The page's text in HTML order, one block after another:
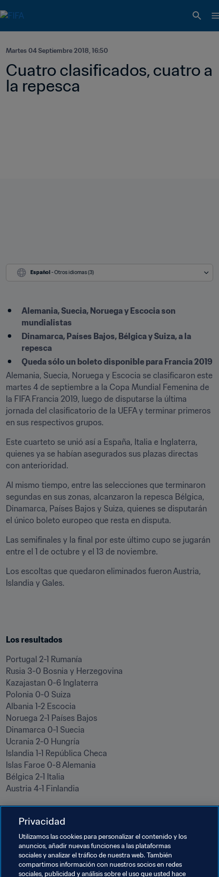
Martes 04 Septiembre 2018, 16:50
Cuatro clasificados, cuatro a
la repesca
Español - Otros idiomas (3)
Alemania, Suecia, Noruega y Escocia son
mundialistas
Dinamarca, Países Bajos, Bélgica y Suiza, a la
repesca
Queda sólo un boleto disponible para Francia 2019​
Alemania, Suecia, Noruega y Escocia se clasificaron este
martes 4 de septiembre a la Copa Mundial Femenina de
la FIFA Francia 2019, luego de disputarse la última
jornada del clasificatorio de la UEFA y terminar primeros
en sus respectivos grupos.
Este cuarteto se unió así a España, Italia e Inglaterra,
quienes ya se habían asegurados sus plazas directas
con anterioridad.
Al mismo tiempo, entre las selecciones que terminaron
segundas en sus zonas, alcanzaron la repesca Bélgica,
Dinamarca, Países Bajos y Suiza, quienes se disputarán
el único boleto europeo que resta en disputa.
Las semifinales y la final por este último cupo se jugarán
entre el 1 de octubre y el 13 de noviembre.
Los escoltas que quedaron eliminados fueron Austria,
Islandia y Gales.
Los resultados
Portugal 2-1 Rumanía
Rusia 3-0 Bosnia y Herzegovina
Kazajastan 0-6 Inglaterra
Polonia 0-0 Suiza
Albania 1-2 Escocia
Noruega 2-1 Países Bajos
Dinamarca 0-1 Suecia
Ucrania 2-0 Hungría
Islandia 1-1 República Checa
Islas Faroe 0-8 Alemania
Bélgica 2-1 Italia
Austria 4-1 Finlandia
Irlanda del Norte-Eslovaquia
España-Serbia
Privacidad
Utilizamos las cookies para personalizar el contenido y los
anuncios, añadir nuevas funciones a las plataformas
sociales y analizar el tráfico de nuestra web. También
compartimos información con nuestros socios en redes
sociales, publicidad y análisis sobre el uso que usted hace